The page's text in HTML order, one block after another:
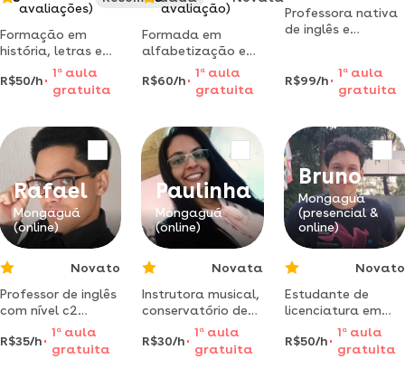
avaliações)
Formação em
história, letras e
pedagogia.pós
graduada em
atendimento
especializado e
psicopedagogia.
R$50/h
1 aaula
gratuita
avaliação)
Formada em
alfabetização e
letramento,
pedagogia e
letras, aulas de
língua portuguesa.
R$60/h
1 a aula
gratuita
Professora nativa
de inglês e
online
personalizadas
fluência,
apresentações e
exames
R$99/h
1 aaula
gratuita
Rafael
Mongaguá
(online)
Novato
Professor de inglês
com nível c2
certificado (efset)
e experiência
acadêmica em
R$35/h
1 aaula
gratuita
Paulinha
Mongaguá
(online)
Novata
Instrutora musical,
conservatório de
piano erudito,
flauta , sou
organista e
R$30/h
1 a aula
gratuita
Bruno
Mongaguá
(presencial &
online)
Novato
Estudante de
licenciatura em
matemática.
aulas para ensino
fundamental e
R$50/h
1 aaula
gratuita